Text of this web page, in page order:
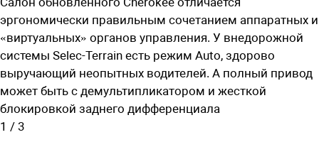
эргономически правильным сочетанием аппаратных и
«виртуальных» органов управления. У внедорожной
системы Selec-Terrain есть режим Auto, здорово
выручающий неопытных водителей. А полный привод
может быть с демультипликатором и жесткой
блокировкой заднего дифференциала
1 / 3